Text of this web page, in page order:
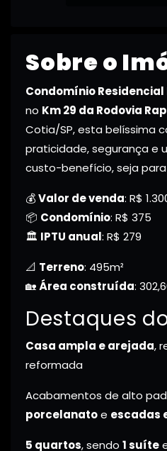
Sobre o
Condomínio
no Km 29 da Rodovia
Cotia/SP, esta belíssima
praticidade, segurança e
custo-benefício, seja
💰Valor de venda: R$
📦 Condomínio: R$ 375
🏛️ IPTU anual: R$ 279
📐 Terreno: 495m²
🏡Área construída:
Destaques
Casa ampla e arejada,
reformada
Acabamentos de alto
porcelanatoe escadas
5 quartos, sendo 1 suíte